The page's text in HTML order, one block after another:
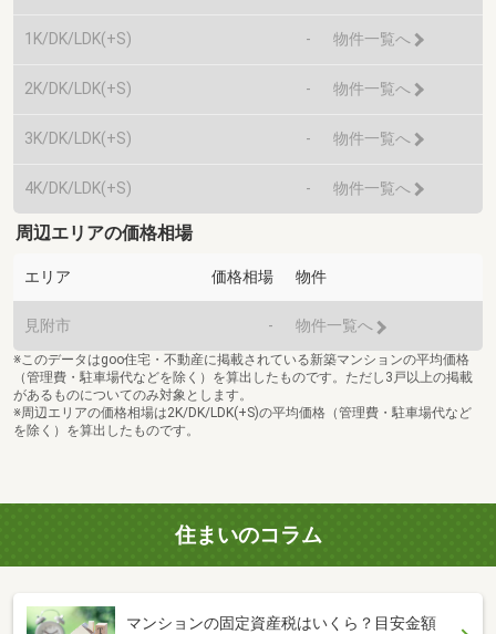
1K/DK/LDK(+S) - 物件一覧へ
2K/DK/LDK(+S) - 物件一覧へ
3K/DK/LDK(+S) - 物件一覧へ
4K/DK/LDK(+S) - 物件一覧へ
周辺エリアの価格相場
エリア 価格相場 物件
見附市 - 物件一覧へ
※このデータはgoo住宅・不動産に掲載されている新築マンションの平均価格
（管理費・駐車場代などを除く）を算出したものです。ただし3戸以上の掲載
があるものについてのみ対象とします。
※周辺エリアの価格相場は2K/DK/LDK(+S)の平均価格（管理費・駐車場代など
を除く）を算出したものです。
住まいのコラム
マンションの固定資産税はいくら？目安金額